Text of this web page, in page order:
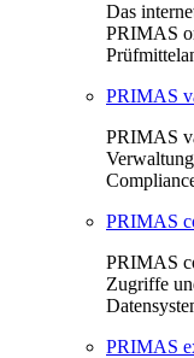
Das
PRIMAS
PRIMAS
PRIMAS
PRIMAS
PRIMAS
Zugriffe
PRIMAS